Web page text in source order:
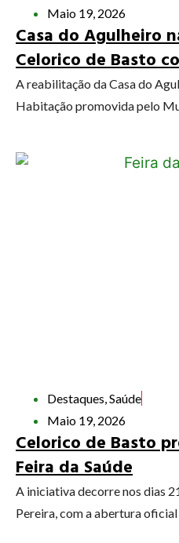
Maio 19, 2026
Casa do Agulheiro
Celorico de Basto
A reabilitação da Casa do
Habitação promovida pelo
Destaques Saúde
Maio 19, 2026
Celorico de Basto
Feira da Saúde
A iniciativa decorre nos dias
Pereira, com a abertura oficial